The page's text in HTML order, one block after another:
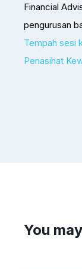
Financial
pengurusan
Tempah sesi
Penasihat
You